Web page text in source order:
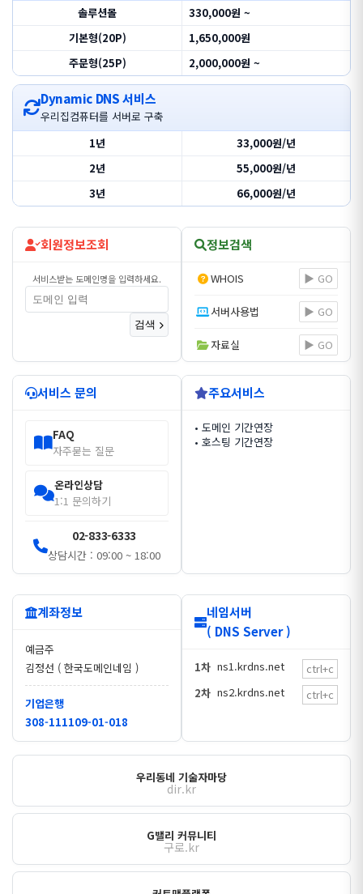
회원정보조회
서비스받는 도메인명을 입력하세요.
검색
정보검색
WHOIS ▶ GO
서버사용법 ▶ GO
자료실 ▶ GO
서비스 문의
FAQ
자주묻는 질문
온라인상담
1:1 문의하기
02-833-6333
상담시간 : 09:00 ~ 18:00
주요서비스
• 도메인 기간연장
• 호스팅 기간연장
솔루션몰
330,000원 ~
기본형(20P)
1,650,000원
주문형(25P)
2,000,000원 ~
Dynamic DNS 서비스
우리집컴퓨터를 서버로 구축
1년
33,000원/년
2년
55,000원/년
3년
66,000원/년
계좌정보
예금주
김정선 ( 한국도메인네임 )
기업은행
308-111109-01-018
네임서버
( DNS Server )
1차 ns1.krdns.net
ctrl+c
2차 ns2.krdns.net ctrl+c
우리동네 기술자마당
dir.kr
G밸리 커뮤니티
구로.kr